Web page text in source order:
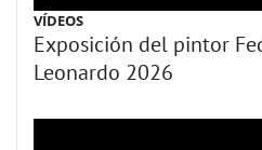
VÍDEOS
Exposición del pintor
Leonardo 2026